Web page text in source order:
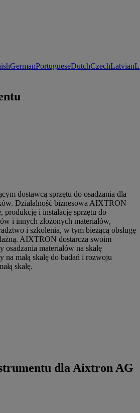
GermanPortugueseDutchCzechLatvian
dostawcą sprzętu do osadzania dla
Działalność biznesowa AIXTRON
produkcję i instalację sprzętu do
i innych złożonych materiałów,
i szkolenia, w tym bieżącą obsługę
AIXTRON dostarcza swoim
osadzania materiałów na skalę
na małą skalę do badań i rozwoju
skalę.
dla Aixtron AG